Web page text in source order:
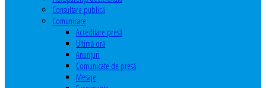
Consultare publică
Comunicare
Acreditare presă
Ultimă oră
Anunţuri
Comunicate de presă
Mesaje